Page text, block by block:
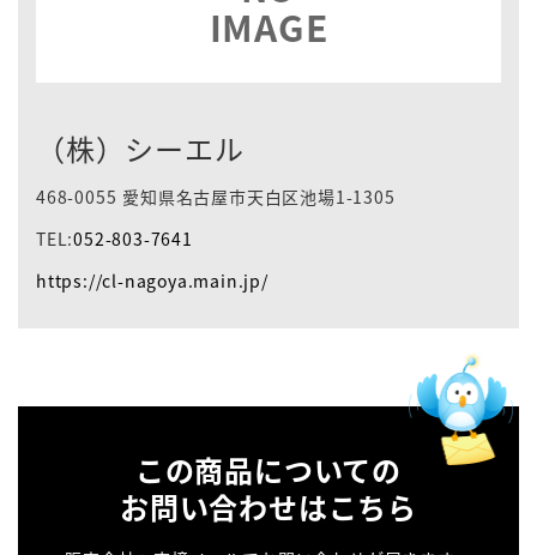
IMAGE
（株）シーエル
468-0055 愛知県名古屋市天白区池場1-1305
TEL:052-803-7641
https://cl-nagoya.main.jp/
この商品についての
お問い合わせはこちら